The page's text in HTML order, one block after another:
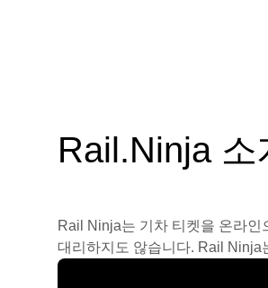
Rail.Ninja 소
Rail Ninja는 기차 티켓을 온라
대리하지도 않습니다. Rail Ninja